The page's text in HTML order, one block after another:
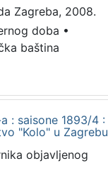
Zagreba, 2008.
doba •
baština
: saisone 1893/4 :
"Kolo" u Zagrebu
objavljenog